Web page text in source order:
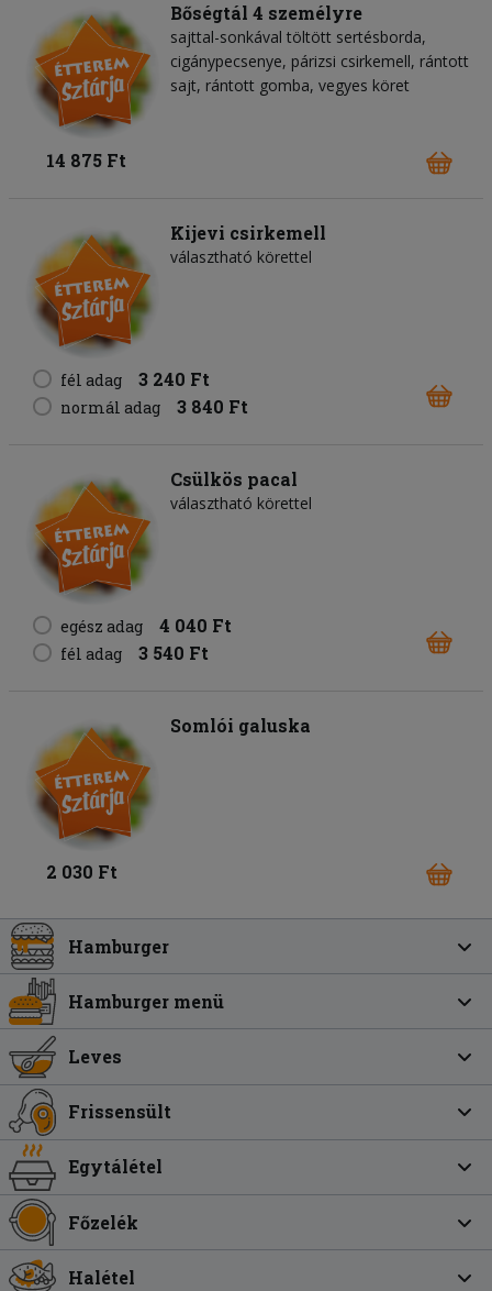
Bőségtál 4 személyre
sajttal-sonkával töltött sertésborda,
cigánypecsenye, párizsi csirkemell, rántott
sajt, rántott gomba, vegyes köret
14 875 Ft
Kijevi csirkemell
választható körettel
fél adag 3 240 Ft
normál adag 3 840 Ft
Csülkös pacal
választható körettel
egész adag 4 040 Ft
fél adag 3 540 Ft
Somlói galuska
2 030 Ft
Hamburger
Hamburger menü
Leves
Frissensült
Egytálétel
Főzelék
Halétel